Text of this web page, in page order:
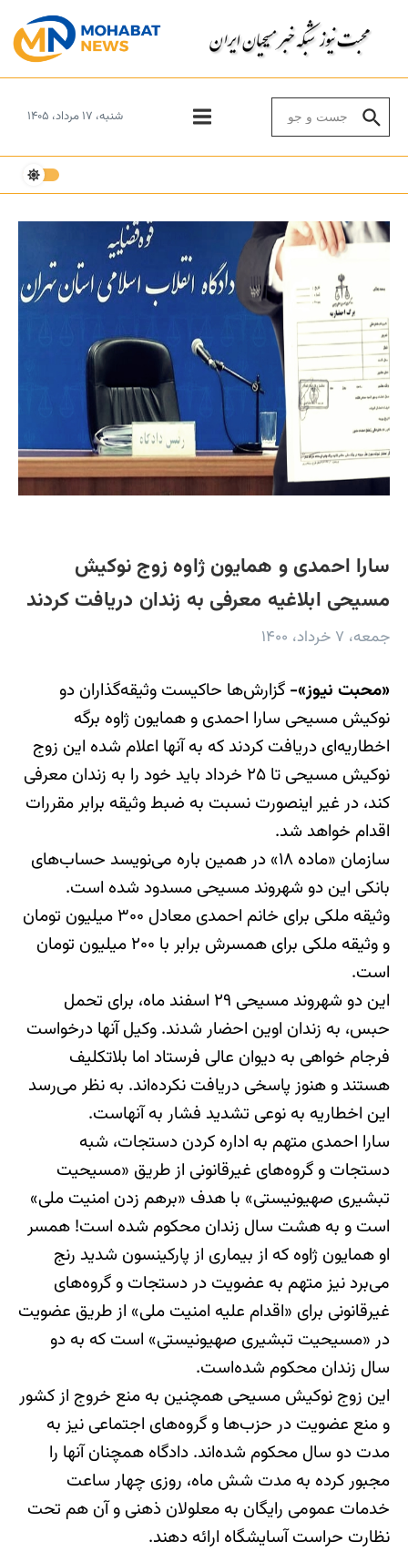
شنبه، ۱۷ مرداد، ۱۴۰۵
سارا احمدی و همایون ژاوه زوج نوکیش
مسیحی ابلاغیه معرفی به زندان دریافت کردند
جمعه، ۷ خرداد، ۱۴۰۰
«محبت نیوز»- گزارش‌ها حاکیست وثیقه‌گذاران دو
نوکیش مسیحی سارا احمدی و همایون ژاوه برگه
اخطاریه‌ای دریافت کردند که به آنها اعلام شده این زوج
نوکیش مسیحی تا ۲۵ خرداد باید خود را به زندان معرفی
کند، در غیر اینصورت نسبت به ضبط وثیقه برابر مقررات
اقدام خواهد شد.
سازمان «ماده ۱۸» در همین باره می‌نویسد حساب‌های
بانکی این دو شهروند مسیحی مسدود شده است.
وثیقه ملکی برای خانم احمدی معادل ۳۰۰ میلیون تومان
و وثیقه ملکی برای همسرش برابر با ۲۰۰ میلیون تومان
است.
این دو شهروند مسیحی ۲۹ اسفند ماه، برای تحمل
حبس، به زندان اوین احضار شدند. وکیل آنها درخواست
فرجام خواهی به دیوان عالی فرستاد اما بلاتکلیف
هستند و هنوز پاسخی دریافت نکرده‌اند. به نظر می‌رسد
این اخطاریه به نوعی تشدید فشار به آنهاست.
سارا احمدی متهم به اداره کردن دستجات، شبه
دستجات و گروه‌های غیرقانونی از طریق «مسیحیت
تبشیری صهیونیستی» با هدف «برهم زدن امنیت ملی»
است و به هشت سال زندان محکوم شده است! همسر
او همایون ژاوه که از بیماری از پارکینسون شدید رنج
می‌برد نیز متهم به عضویت در دستجات و گروه‌های
غیرقانونی برای «اقدام علیه امنیت ملی» از طریق عضویت
در «مسیحیت تبشیری صهیونیستی» است که به دو
سال زندان محکوم شده‌است.
این زوج نوکیش مسیحی همچنین به منع خروج از کشور
و منع عضویت در حزب‌ها و گروه‌های اجتماعی نیز به
مدت دو سال محکوم شده‌اند. دادگاه همچنان آنها را
مجبور کرده به مدت شش ماه، روزی چهار ساعت
خدمات عمومی رایگان به معلولان ذهنی و آن هم تحت
نظارت حراست آسایشگاه ارائه دهند.